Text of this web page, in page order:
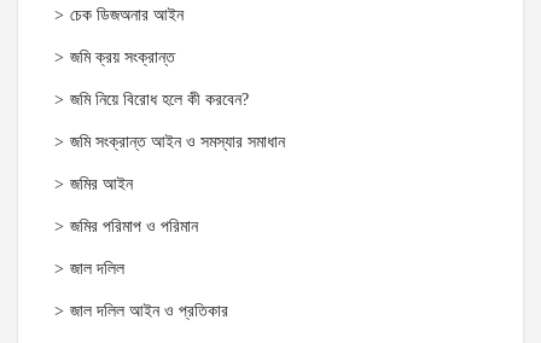
চেক ডিজঅনার আইন
জমি ক্রয় সংক্রান্ত
জমি নিয়ে বিরোধ হলে কী করবেন?
জমি সংক্রান্ত আইন ও সমস্যার সমাধান
জমির আইন
জমির পরিমাপ ও পরিমান
জাল দলিল
জাল দলিল আইন ও প্রতিকার